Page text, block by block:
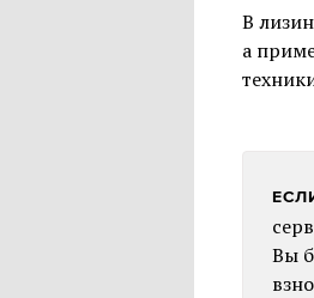
В
а
Вы